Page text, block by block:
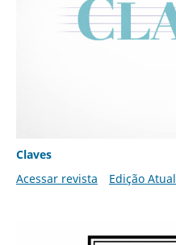
Claves
Acessar revista
Edição Atual